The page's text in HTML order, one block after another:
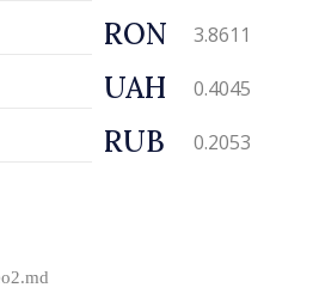
RON 3.8611
UAH 0.4045
RUB 0.2053